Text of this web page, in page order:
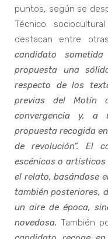
puntos, según se
Técnico
destacan entre
candidato
propuesta una
respecto de los
previas del Motín
convergencia y, a
propuesta recogida
de revolución”. El
escénicos o
el relato, basándose
también posteriores,
un aire de época,
novedosa.También